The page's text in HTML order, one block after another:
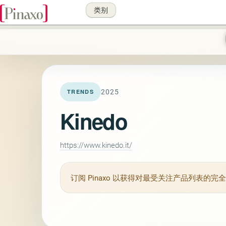
类别
TRENDS 2025
Kinedo
https://www.kinedo.it/
订阅 Pinaxo 以获得对最受关注产品列表的完